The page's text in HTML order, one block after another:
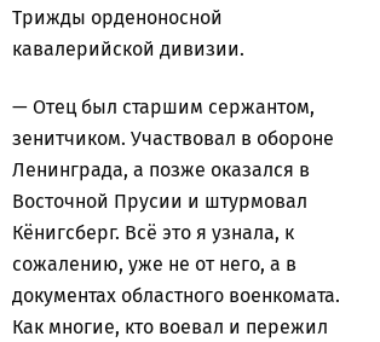
Трижды орденоносной
кавалерийской дивизии.
— Отец был старшим сержантом,
зенитчиком. Участвовал в обороне
Ленинграда, а позже оказался в
Восточной Прусии и штурмовал
Кёнигсберг. Всё это я узнала, к
сожалению, уже не от него, а в
документах областного военкомата.
Как многие, кто воевал и пережил